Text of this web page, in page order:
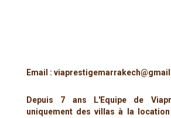
Email :
Depuis 7 ans L'Equipe de
uniquement des villas à la